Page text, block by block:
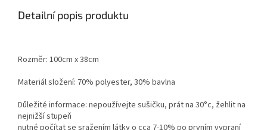
Detailní popis produktu
Rozměr: 100cm x 38cm
Materiál složení: 70% polyester, 30% bavlna
Důležité informace: nepoužívejte sušičku, prát na 30°c, žehlit na
nejnižší stupeň
nutné počítat se sražením látky o cca 7-10% po prvním vypraní